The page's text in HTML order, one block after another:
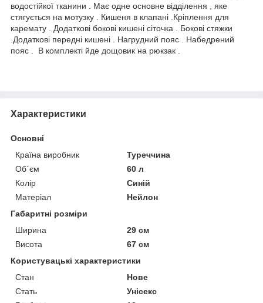
водостійкої тканини . Має одне основне відділення , яке
стягується на мотузку . Кишеня в клапані .Кріплення для
каремату . Додаткові бокові кишені сіточка . Бокові стяжки
.Додаткові передні кишені . Нагрудний пояс . Набедрений
пояс . В комплекті йде дощовик на рюкзак .
Характеристики
Основні
Країна виробник
Туреччина
Об`єм
60 л
Колір
Синій
Матеріал
Нейлон
Габаритні розміри
Ширина
29 см
Висота
67 см
Користувацькі характеристики
Стан
Нове
Стать
Унісекс